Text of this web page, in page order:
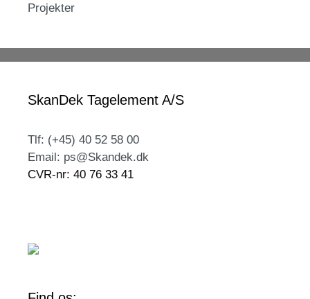
Projekter
SkanDek Tagelement A/S
Tlf: (+45) 40 52 58 00
Email: ps@Skandek.dk
CVR-nr: 40 76 33 41